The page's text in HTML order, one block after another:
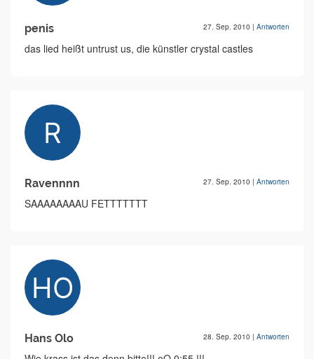
penis 27. Sep. 2010 | Antworten
das lied heißt untrust us, die künstler crystal castles
Ravennnn 27. Sep. 2010 | Antworten
SAAAAAAAAU FETTTTTTT
Hans Olo 28. Sep. 2010 | Antworten